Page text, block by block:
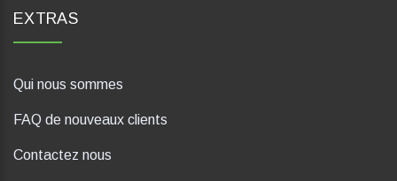
EXTRAS
Qui nous sommes
FAQ de nouveaux clients
Contactez nous